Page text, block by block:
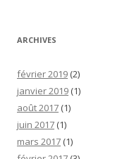
ARCHIVES
février 2019 (2)
janvier 2019 (1)
août 2017 (1)
juin 2017 (1)
mars 2017 (1)